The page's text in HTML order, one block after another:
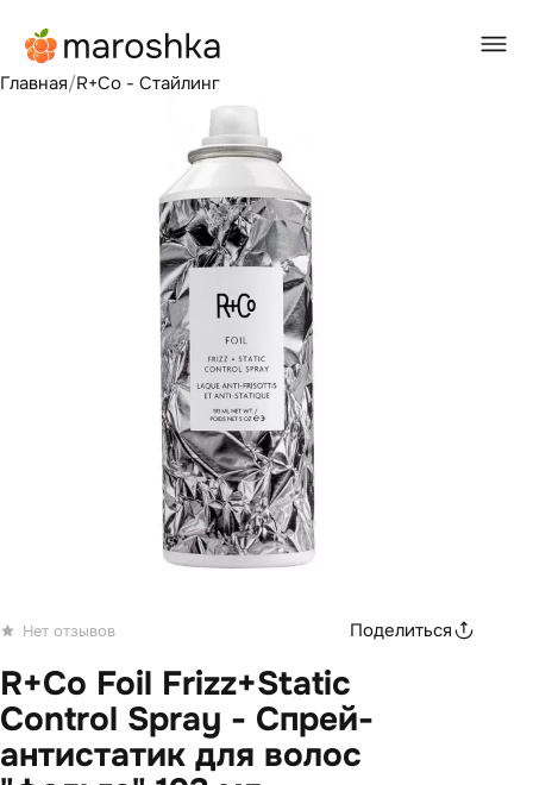
Главная/R+Co - Стайлинг
Нет отзывов Поделиться
R+Co Foil Frizz+Static
Control Spray - Спрей-
антистатик для волос